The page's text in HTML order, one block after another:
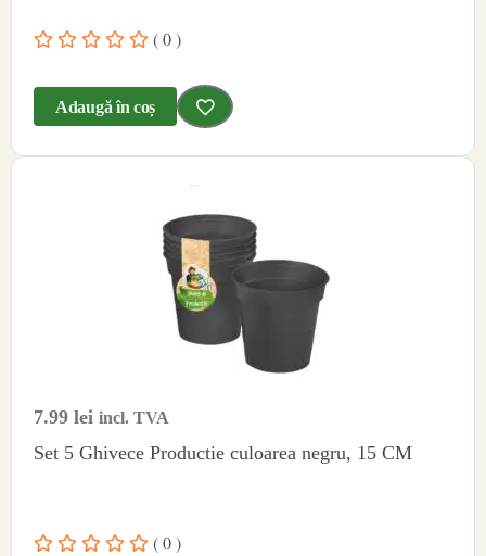
( 0 )
Adaugă în coș
7.99 lei incl. TVA
Set 5 Ghivece Productie culoarea negru, 15 CM
( 0 )